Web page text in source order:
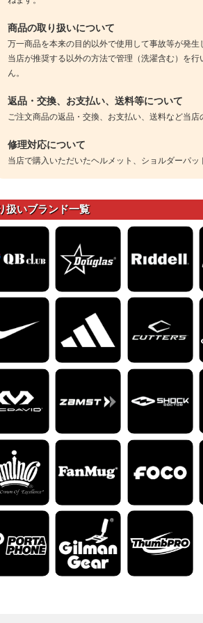
商品の取り扱いについて
万一商品を本来の目的以外で使用して事故等が発
当店が推奨する以外の方法で管理（洗濯含む）を
ん。
返品・交換、お支払い、送料等について
ご注文商品の返品・交換、お支払い、送料など当店
修理対応について
当店で購入いただいたヘルメット、ショルダーパッ
扱いブランド一覧